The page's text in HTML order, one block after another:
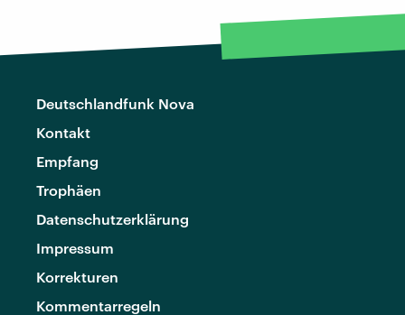
Deutschlandfunk Nova
Kontakt
Empfang
Trophäen
Datenschutzerklärung
Impressum
Korrekturen
Kommentarregeln